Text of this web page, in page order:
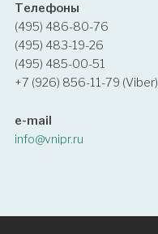
Телефоны
(495) 486-80-76
(495) 483-19-26
(495) 485-00-51
+7 (926) 856-11-79 (Viber)
e-mail
info@vnipr.ru